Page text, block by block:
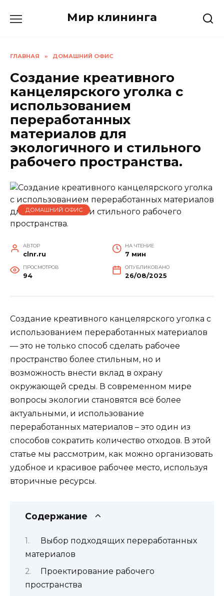
Мир клининга
ГЛАВНАЯ » ДОМАШНИЙ ОФИС
Создание креативного
канцелярского уголка с
использованием
переработанных
материалов для
экологичного и стильного
рабочего пространства.
ДОМАШНИЙ ОФИС
АВТОР
clnr.ru
НА ЧТЕНИЕ
7 мин
ПРОСМОТРОВ
94
ОПУБЛИКОВАНО
26/08/2025
Создание креативного канцелярского уголка с
использованием переработанных материалов
— это не только способ сделать рабочее
пространство более стильным, но и
возможность внести вклад в охрану
окружающей среды. В современном мире
вопросы экологии становятся всё более
актуальными, и использование
переработанных материалов – это один из
способов сократить количество отходов. В этой
статье мы рассмотрим, как можно организовать
удобное и красивое рабочее место, используя
вторичные ресурсы.
Содержание
Выбор подходящих переработанных
материалов
Проектирование рабочего
пространства